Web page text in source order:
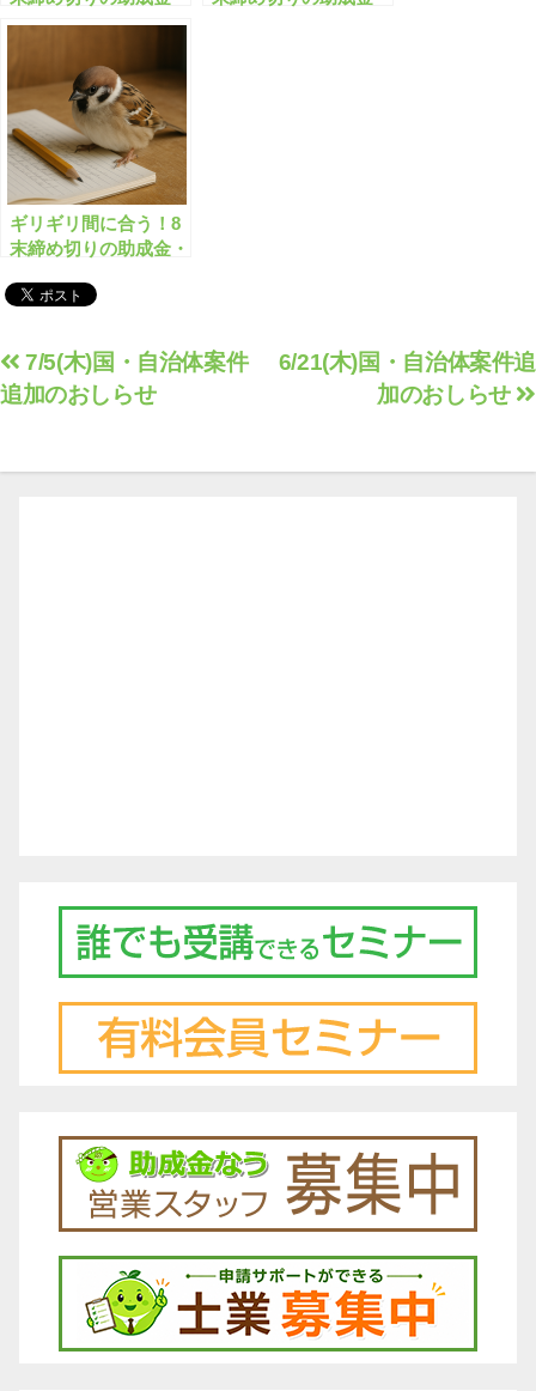
補助金「全573件」は
定】
ギリギリ間に合う！8
末締め切りの助成金・
こちら！【有料会員限
投
稿
ビ
6/21(木)国・自治体案件追
加のおしらせ
7/5(木)国・自治体案件
追加のおしらせ